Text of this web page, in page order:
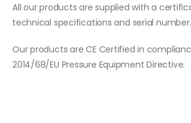
All our products are supplied with a
technical specifications and serial number.
Our products are CE Certified in
2014/68/EU Pressure Equipment Directive.